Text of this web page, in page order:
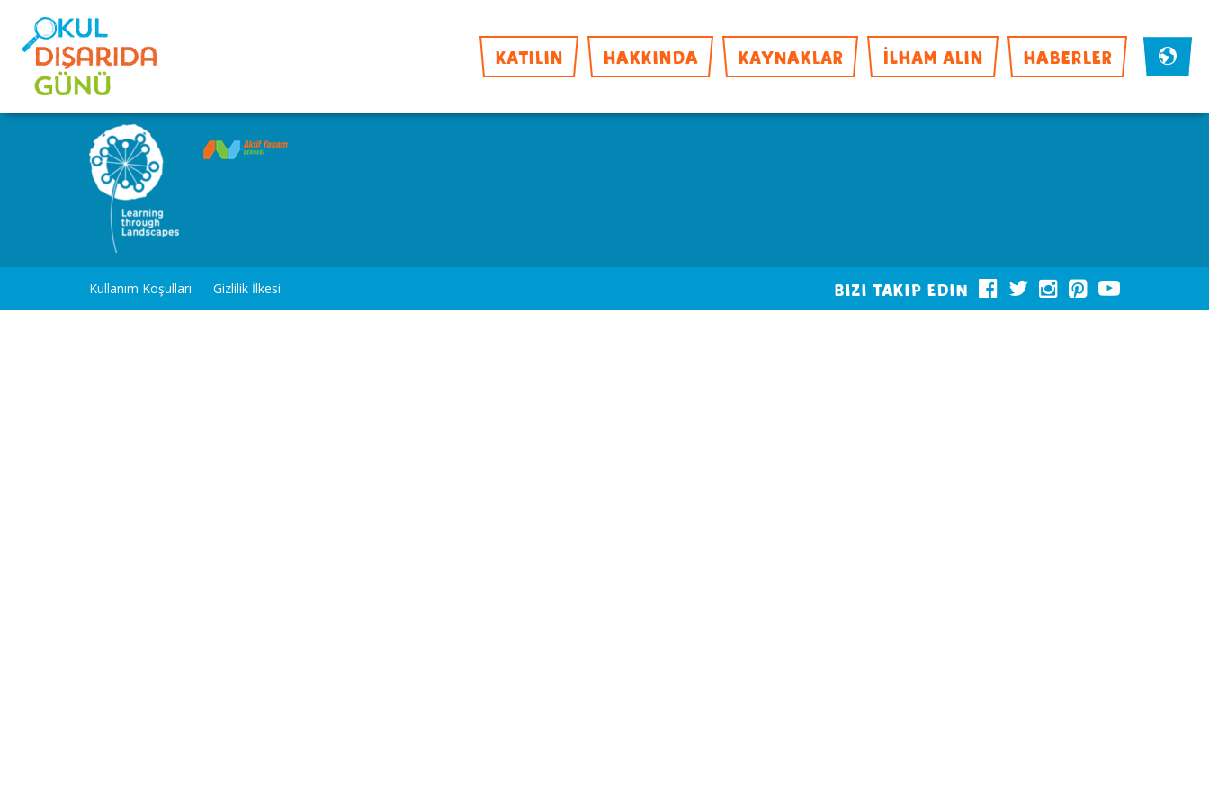
KATILIN HAKKINDA KAYNAKLAR İLHAM ALIN HABERLER
Kullanım Koşulları Gizlilik İlkesi Bizi takip edin